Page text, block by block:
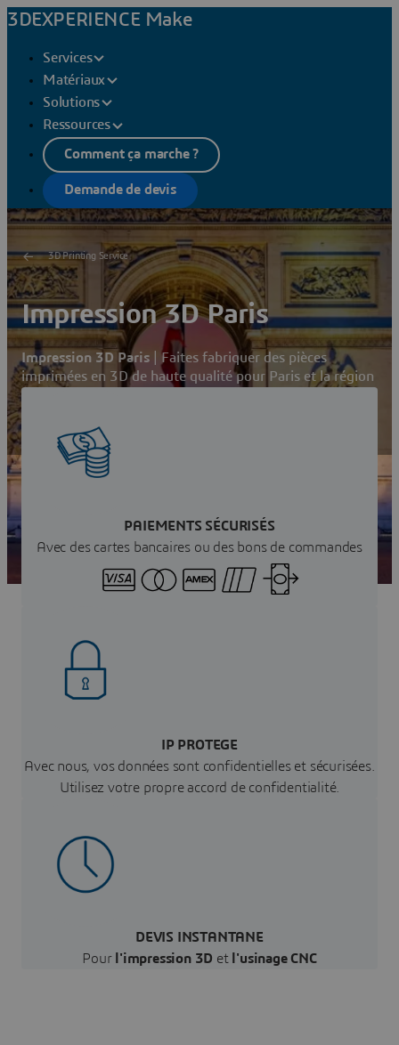
3DEXPERIENCE Make
Services
Matériaux
Solutions
Ressources
Comment ça marche ?
Demande de devis
3D Printing Service
Impression 3D Paris
Impression 3D Paris | Faites fabriquer des pièces
imprimées en 3D de haute qualité pour Paris et la région
Obtenez votre devis instantané
PAIEMENTS SÉCURISÉS
Avec des cartes bancaires ou des bons de commandes
IP PROTEGE
Avec nous, vos données sont confidentielles et sécurisées.
Utilisez votre propre accord de confidentialité.
DEVIS INSTANTANE
Pour l'impression 3D et l'usinage CNC